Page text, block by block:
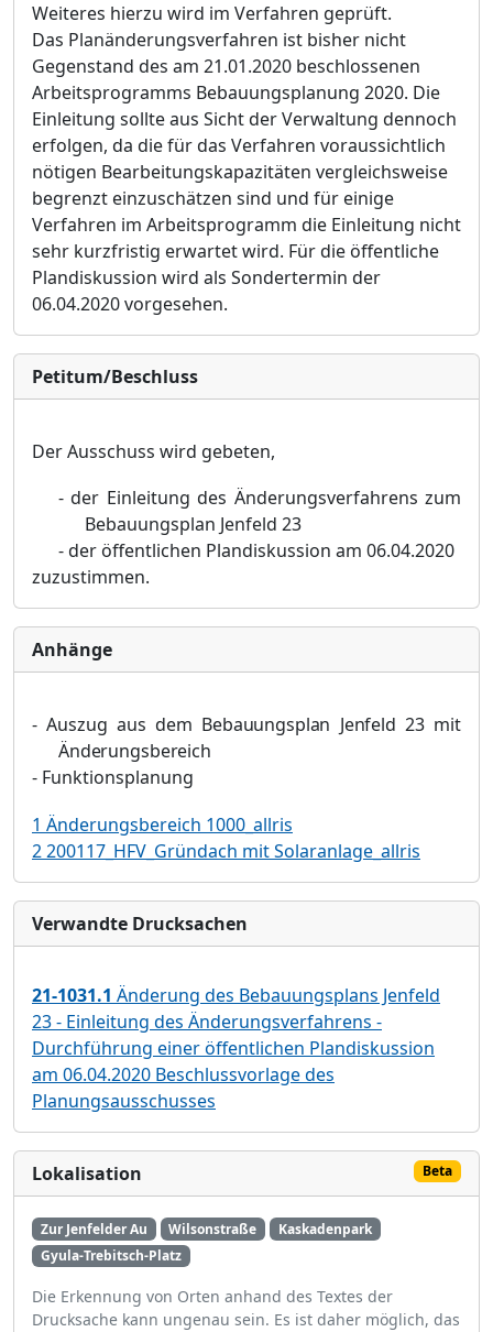
Weiteres hierzu wird im Verfahren geprüft.
Das Planänderungsverfahren ist bisher nicht
Gegenstand des am 21.01.2020 beschlossenen
Arbeitsprogramms Bebauungsplanung 2020. Die
Einleitung sollte aus Sicht der Verwaltung dennoch
erfolgen, da die für das Verfahren voraussichtlich
nötigen Bearbeitungskapazitäten vergleichsweise
begrenzt einzuschätzen sind und für einige
Verfahren im Arbeitsprogramm die Einleitung nicht
sehr kurzfristig erwartet wird. Für die öffentliche
Plandiskussion wird als Sondertermin der
06.04.2020 vorgesehen.
Petitum/Beschluss
Der Ausschuss wird gebeten,
- der Einleitung des Änderungsverfahrens zum
Bebauungsplan Jenfeld 23
-der öffentlichen Plandiskussion am 06.04.2020
zuzustimmen.
Anhänge
- Auszug aus dem Bebauungsplan Jenfeld 23 mit
Änderungsbereich
- Funktionsplanung
1 Änderungsbereich 1000_allris
2 200117_HFV_Gründach mit Solaranlage_allris
Verwandte Drucksachen
21-1031.1 Änderung des Bebauungsplans Jenfeld
23 - Einleitung des Änderungsverfahrens -
Durchführung einer öffentlichen Plandiskussion
am 06.04.2020 Beschlussvorlage des
Planungsausschusses
Lokalisation Beta
Zur Jenfelder Au Wilsonstraße
Kaskadenpark
Gyula-Trebitsch-Platz
Die Erkennung von Orten anhand des Textes der
Drucksache kann ungenau sein. Es ist daher möglich, das